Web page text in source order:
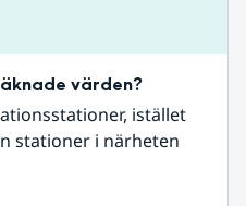
värden?
istället
stationer i närheten